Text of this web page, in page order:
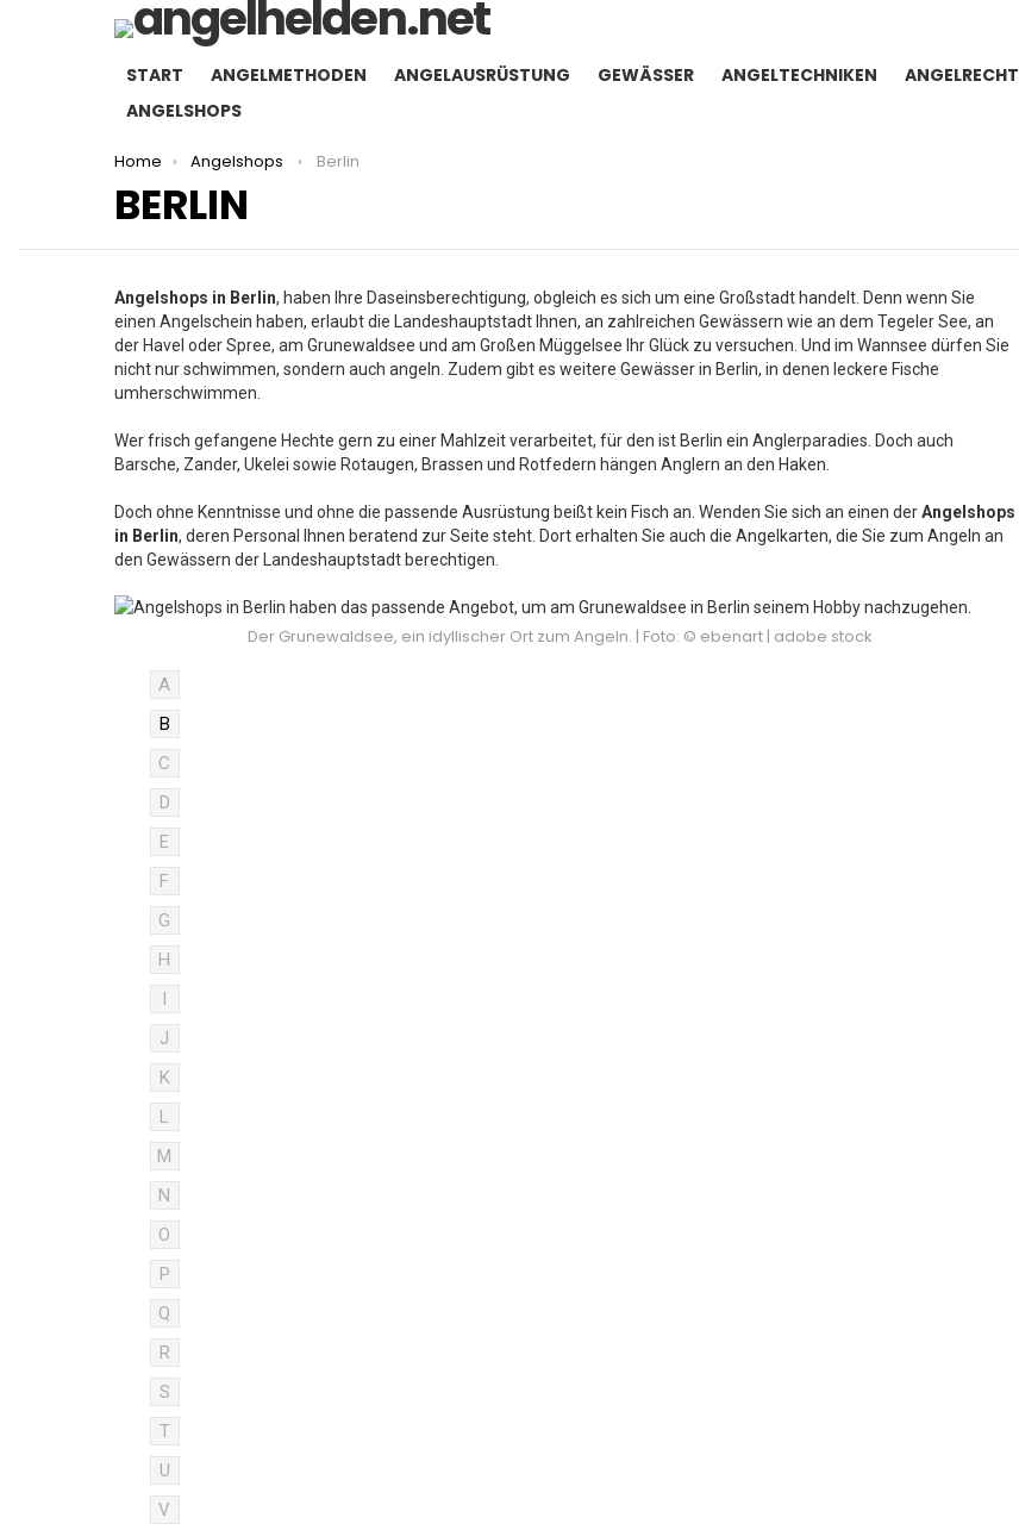
START ANGELMETHODEN ANGELAUSRÜSTUNG GEWÄSSER ANGELTECHNIKEN ANGELRECHT
ANGELSHOPS
You are here:
Home Angelshops Berlin
BERLIN
Angelshops in Berlin, haben Ihre Daseinsberechtigung, obgleich es sich um eine Großstadt handelt. Denn wenn Sie
einen Angelschein haben, erlaubt die Landeshauptstadt Ihnen, an zahlreichen Gewässern wie an dem Tegeler See, an
der Havel oder Spree, am Grunewaldsee und am Großen Müggelsee Ihr Glück zu versuchen. Und im Wannsee dürfen Sie
nicht nur schwimmen, sondern auch angeln. Zudem gibt es weitere Gewässer in Berlin, in denen leckere Fische
umherschwimmen.
Wer frisch gefangene Hechte gern zu einer Mahlzeit verarbeitet, für den ist Berlin ein Anglerparadies. Doch auch
Barsche, Zander, Ukelei sowie Rotaugen, Brassen und Rotfedern hängen Anglern an den Haken.
Doch ohne Kenntnisse und ohne die passende Ausrüstung beißt kein Fisch an. Wenden Sie sich an einen derAngelshops
in Berlin, deren Personal Ihnen beratend zur Seite steht. Dort erhalten Sie auch die Angelkarten, die Sie zum Angeln an
den Gewässern der Landeshauptstadt berechtigen.
Der Grunewaldsee, ein idyllischer Ort zum Angeln. | Foto: © ebenart | adobe stock
A
B
C
D
E
F
G
H
I
J
K
L
M
N
O
P
Q
R
S
T
U
V